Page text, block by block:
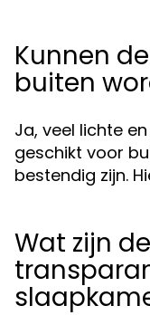
Kunnen
buiten
Ja, veel lichte
geschikt voor
bestendig zijn.
Wat zijn